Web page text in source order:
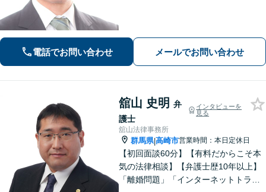
気軽にご相談ください。
電話でお問い合わせ メールでお問い合わせ
舘山 史明 弁
護士
インタビューを
見る
舘山法律事務所
群馬県|高崎市営業時間：本日定休日
【初回面談60分】【有料だからこそ本
気の法律相談】【弁護士歴10年以上】
「離婚問題」「インターネットトラブ